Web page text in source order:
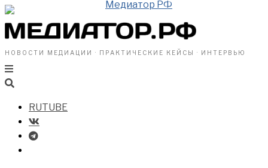
НОВОСТИ МЕДИАЦИИ · ПРАКТИЧЕСКИЕ КЕЙСЫ · ИНТЕРВЬЮ
RUTUBE